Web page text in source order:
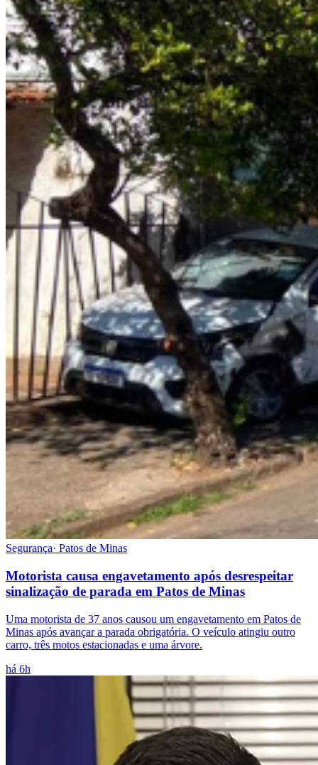
Segurança· Patos de Minas
Motorista causa engavetamento após desrespeitar
sinalização de parada em Patos de Minas
Uma motorista de 37 anos causou um engavetamento em Patos de
Minas após avançar a parada obrigatória. O veículo atingiu outro
carro, três motos estacionadas e uma árvore.
há 6h